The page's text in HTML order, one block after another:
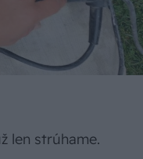
len strúhame.